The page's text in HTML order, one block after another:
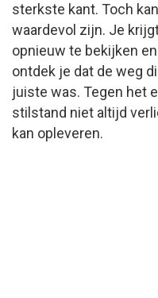
sterkste kant. Toch
waardevol zijn. Je
opnieuw te bekijken
ontdek je dat de weg
juiste was. Tegen het
stilstand niet altijd
kan opleveren.